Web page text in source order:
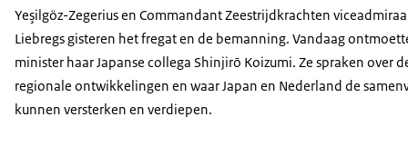
Yeşilgöz-Zegerius en Commandant Zeestrijdkrachten
Liebregs gisteren het fregat en de bemanning. Vandaag
minister haar Japanse collega Shinjirō Koizumi. Ze spraken over
regionale ontwikkelingen en waar Japan en Nederland de
kunnen versterken en verdiepen.